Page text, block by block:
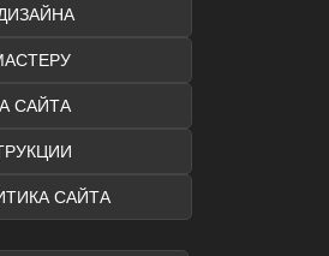
САЙТА
САЙТА